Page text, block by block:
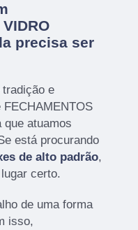
precisa ser
e
que atuamos
está procurando
de alto padrão,
certo.
de uma forma
isso,